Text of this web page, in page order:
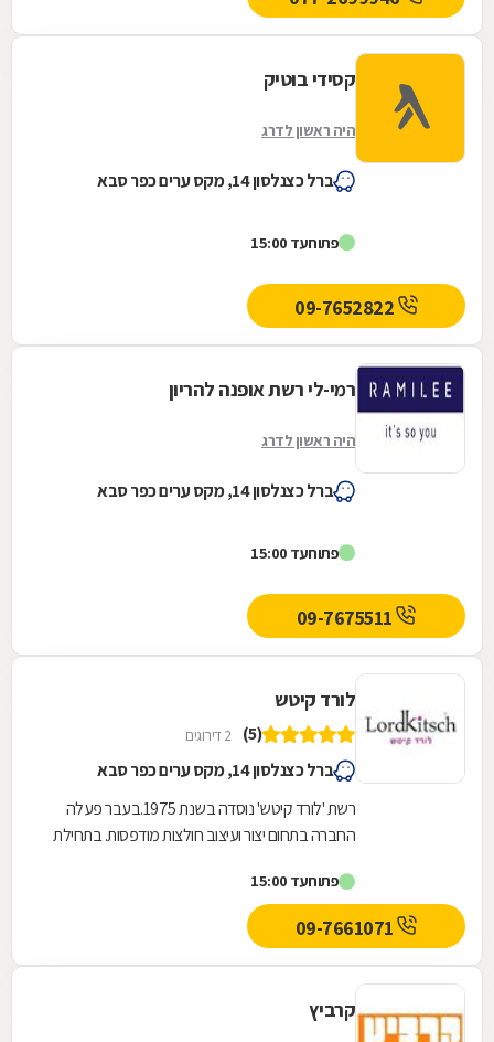
קסידי בוטיק
היה ראשון לדרג
ברל כצנלסון 14, מקס ערים כפר סבא
פתוחעד 15:00
רמי-לי רשת אופנה להריון
היה ראשון לדרג
ברל כצנלסון 14, מקס ערים כפר סבא
פתוחעד 15:00
09-7675511
לורד קיטש
(5) 2 דירוגים
ברל כצנלסון 14, מקס ערים כפר סבא
רשת 'לורד קיטש' נוסדה בשנת 1975.בעבר פעלה
החברה בתחום יצור ועיצוב חולצות מודפסות. בתחילת
ומאז...
פתוחעד 15:00
09-7661071
קרביץ